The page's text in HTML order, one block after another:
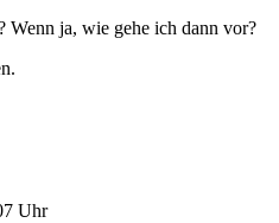
Wenn ja, wie gehe ich dann vor?
Uhr